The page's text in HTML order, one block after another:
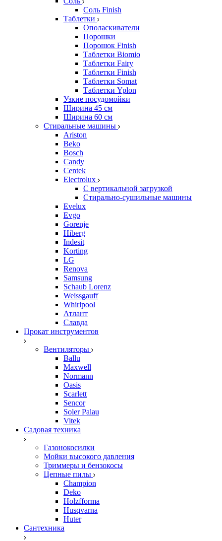
Соль Finish
Таблетки
Ополаскиватели
Порошки
Порошок Finish
Таблетки Biomio
Таблетки Fairy
Таблетки Finish
Таблетки Somat
Таблетки Yplon
Узкие посудомойки
Ширина 45 см
Ширина 60 см
Стиральные машины
Ariston
Beko
Bosch
Candy
Centek
Electrolux
С вертикальной загрузкой
Стирально-сушильные машины
Evelux
Evgo
Gorenje
Hiberg
Indesit
Korting
LG
Renova
Samsung
Schaub Lorenz
Weissgauff
Whirlpool
Атлант
Славда
Прокат инструментов
Вентиляторы
Ballu
Maxwell
Normann
Oasis
Scarlett
Sencor
Soler Palau
Vitek
Садовая техника
Газонокосилки
Мойки высокого давления
Триммеры и бензокосы
Цепные пилы
Champion
Deko
Holzfforma
Husqvarna
Huter
Сантехника